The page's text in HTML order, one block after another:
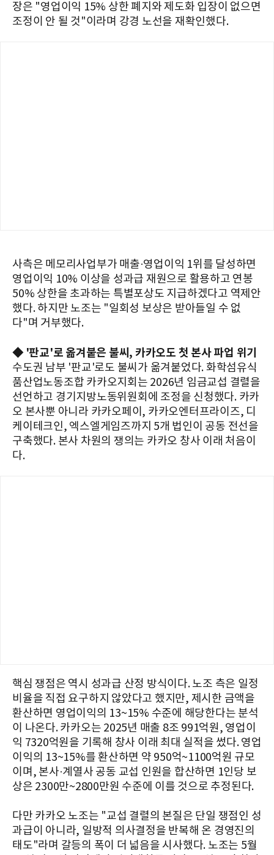
장은 "영업이익 15% 상한 폐지와 제도화 입장이 없으면
조정이 안 될 것"이라며 강경 노선을 재확인했다.
사측은 메모리사업부가 매출·영업이익 1위를 달성하면
영업이익 10% 이상을 성과급 재원으로 활용하고 연봉
50% 상한을 초과하는 특별포상도 지급하겠다고 역제안
했다. 하지만 노조는 "일회성 보상은 받아들일 수 없
다"며 거부했다.
◆ '판교'로 옮겨붙은 불씨, 카카오도 첫 본사 파업 위기
수도권 남부 '판교'로도 불씨가 옮겨붙었다. 화학섬유식
품산업노동조합 카카오지회는 2026년 임금교섭 결렬을
선언하고 경기지방노동위원회에 조정을 신청했다. 카카
오 본사뿐 아니라 카카오페이, 카카오엔터프라이즈, 디
케이테크인, 엑스엘게임즈까지 5개 법인이 공동 전선을
구축했다. 본사 차원의 쟁의는 카카오 창사 이래 처음이
다.
핵심 쟁점은 역시 성과급 산정 방식이다. 노조 측은 일정
비율을 직접 요구하지 않았다고 했지만, 제시한 금액을
환산하면 영업이익의 13~15% 수준에 해당한다는 분석
이 나온다. 카카오는 2025년 매출 8조 991억원, 영업이
익 7320억원을 기록해 창사 이래 최대 실적을 썼다. 영업
이익의 13~15%를 환산하면 약 950억~1100억원 규모
이며, 본사·계열사 공동 교섭 인원을 합산하면 1인당 보
상은 2300만~2800만원 수준에 이를 것으로 추정된다.
다만 카카오 노조는 "교섭 결렬의 본질은 단일 쟁점인 성
과급이 아니라, 일방적 의사결정을 반복해 온 경영진의
태도"라며 갈등의 폭이 더 넓음을 시사했다. 노조는 5월